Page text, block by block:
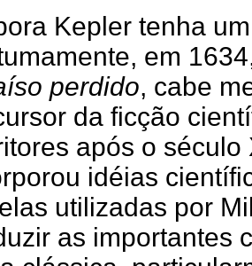
Kepler tenha
em
perdido, cabe
da ficção
após o
idéias
utilizadas por
as importantes